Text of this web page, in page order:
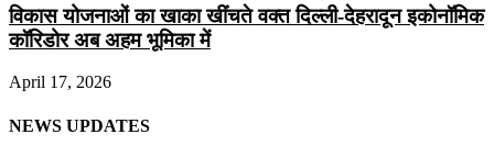
विकास योजनाओं का खाका खींचते वक्त दिल्ली-देहरादून इकोनॉमिक
कॉरिडोर अब अहम भूमिका में
April 17, 2026
NEWS UPDATES